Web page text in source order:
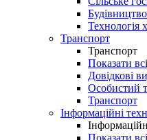
Будівництво
Технологія
Транспорт
Транспорт
Показати всі
Довідкові
Особистий
Транспорт
Інформаційні
Показати всі